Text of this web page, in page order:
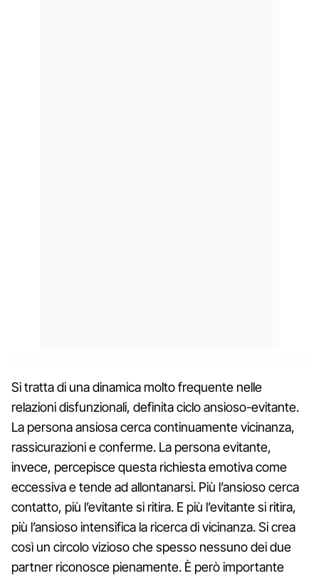
Si tratta di una dinamica molto frequente nelle
relazioni disfunzionali, definita ciclo ansioso-evitante.
La persona ansiosa cerca continuamente vicinanza,
rassicurazioni e conferme. La persona evitante,
invece, percepisce questa richiesta emotiva come
eccessiva e tende ad allontanarsi. Più l’ansioso cerca
contatto, più l’evitante si ritira. E più l’evitante si ritira,
più l’ansioso intensifica la ricerca di vicinanza. Si crea
così un circolo vizioso che spesso nessuno dei due
partner riconosce pienamente. È però importante